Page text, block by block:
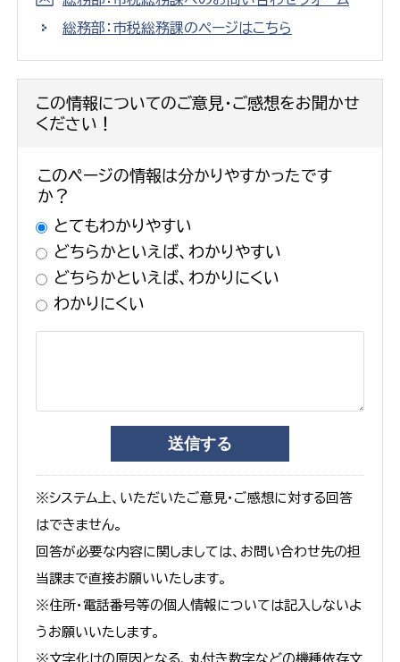
総務部：市税総務課のページはこちら
この情報についてのご意見・ご感想をお聞かせ
ください！
このページの情報は分かりやすかったです
か？
とてもわかりやすい
どちらかといえば、わかりやすい
どちらかといえば、わかりにくい
わかりにくい
※システム上、いただいたご意見・ご感想に対する回答
はできません。
回答が必要な内容に関しましては、お問い合わせ先の担
当課まで直接お願いいたします。
※住所・電話番号等の個人情報については記入しないよ
うお願いいたします。
※文字化けの原因となる、丸付き数字などの機種依存文